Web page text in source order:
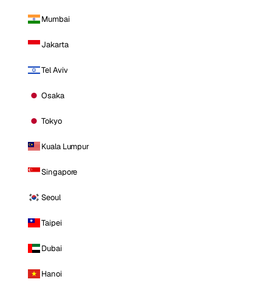
Mumbai
Jakarta
Tel Aviv
Osaka
Tokyo
Kuala Lumpur
Singapore
Seoul
Taipei
Dubai
Hanoi